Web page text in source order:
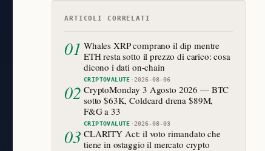
ARTICOLI CORRELATI
01 Whales XRP comprano il dip mentre
ETH resta sotto il prezzo di carico: cosa
dicono i dati on-chain
CRIPTOVALUTE ·2026-08-06
02 CryptoMonday 3 Agosto 2026 — BTC
sotto $63K, Coldcard drena $89M,
F&G a 33
CRIPTOVALUTE ·2026-08-03
03 CLARITY Act: il voto rimandato che
tiene in ostaggio il mercato crypto